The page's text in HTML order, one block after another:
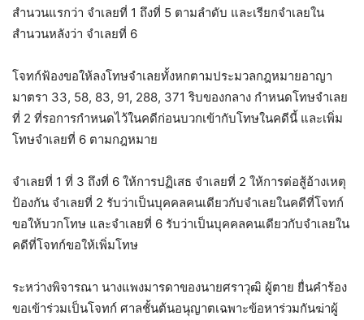
สำนวนแรกว่า จำเลยที่ 1 ถึงที่ 5 ตามลำดับ และเรียกจำเลยใน
สำนวนหลังว่า จำเลยที่ 6
โจทก์ฟ้องขอให้ลงโทษจำเลยทั้งหกตามประมวลกฎหมายอาญา
มาตรา 33, 58, 83, 91, 288, 371 ริบของกลาง กำหนดโทษจำเลย
ที่ 2 ที่รอการกำหนดไว้ในคดีก่อนบวกเข้ากับโทษในคดีนี้ และเพิ่ม
โทษจำเลยที่ 6 ตามกฎหมาย
จำเลยที่ 1 ที่ 3 ถึงที่ 6 ให้การปฏิเสธ จำเลยที่ 2 ให้การต่อสู้อ้างเหตุ
ป้องกัน จำเลยที่ 2 รับว่าเป็นบุคคลคนเดียวกับจำเลยในคดีที่โจทก์
ขอให้บวกโทษ และจำเลยที่ 6 รับว่าเป็นบุคคลคนเดียวกับจำเลยใน
คดีที่โจทก์ขอให้เพิ่มโทษ
ระหว่างพิจารณา นางแพงมารดาของนายศราวุฒิ ผู้ตาย ยื่นคำร้อง
ขอเข้าร่วมเป็นโจทก์ ศาลชั้นต้นอนุญาตเฉพาะข้อหาร่วมกันฆ่าผู้